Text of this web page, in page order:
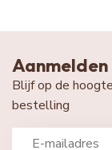
Blijf op de
bestelling